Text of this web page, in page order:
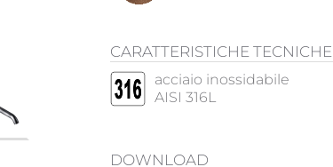
CARATTERISTICHE TECNICHE
acciaio inossidabile
AISI 316L
DOWNLOAD